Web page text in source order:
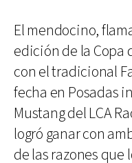
El mendocino,
edición de la Copa
con el tradicional
fecha en Posadas
Mustang del LCA
logró ganar con
de las razones que